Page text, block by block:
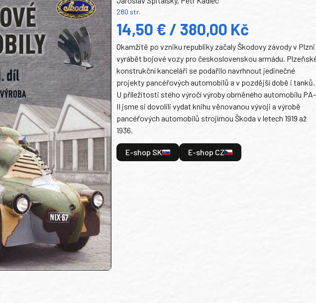
280 str.
14,50 € / 380,00 Kč
Okamžitě po vzniku republiky začaly Škodovy závody v Plzni
vyrábět bojové vozy pro československou armádu.
konstrukční kanceláři se podařilo navrhnout jedinečné
projekty pancéřových automobilů a v pozdější době i tanků.
U příležitosti stého výročí výroby obrněného automobilu PA-
II jsme si dovolili vydat knihu věnovanou vývoji a výrobě
pancéřových automobilů strojírnou Škoda v letech 1919 až
1936.
E-shop SK E-shop CZ